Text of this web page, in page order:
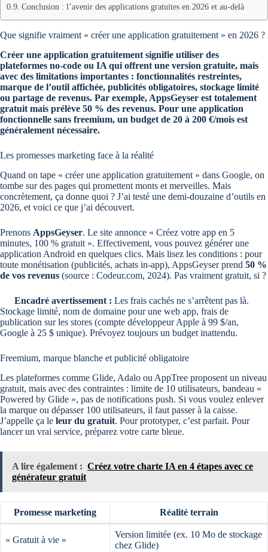
Conclusion : l’avenir des applications gratuites en 2026 et au-delà
Que signifie vraiment « créer une application gratuitement » en 2026 ?
Créer une application gratuitement signifie utiliser des
plateformes no-code ou IA qui offrent une version gratuite, mais
avec des limitations importantes : fonctionnalités restreintes,
marque de l’outil affichée, publicités obligatoires, stockage limité
ou partage de revenus. Par exemple, AppsGeyser est totalement
gratuit mais prélève 50 % des revenus. Pour une application
fonctionnelle sans freemium, un budget de 20 à 200 €/mois est
généralement nécessaire.
Les promesses marketing face à la réalité
Quand on tape « créer une application gratuitement » dans Google, on
tombe sur des pages qui promettent monts et merveilles. Mais
concrètement, ça donne quoi ? J’ai testé une demi-douzaine d’outils en
2026, et voici ce que j’ai découvert.
Prenons AppsGeyser. Le site annonce « Créez votre app en 5
minutes, 100 % gratuit ». Effectivement, vous pouvez générer une
application Android en quelques clics. Mais lisez les conditions : pour
toute monétisation (publicités, achats in-app), AppsGeyser prend 50 %
de vos revenus (source : Codeur.com, 2024). Pas vraiment gratuit, si ?
Encadré avertissement : Les frais cachés ne s’arrêtent pas là.
Stockage limité, nom de domaine pour une web app, frais de
publication sur les stores (compte développeur Apple à 99 $/an,
Google à 25 $ unique). Prévoyez toujours un budget inattendu.
Freemium, marque blanche et publicité obligatoire
Les plateformes comme Glide, Adalo ou AppTree proposent un niveau
gratuit, mais avec des contraintes : limite de 10 utilisateurs, bandeau «
Powered by Glide », pas de notifications push. Si vous voulez enlever
la marque ou dépasser 100 utilisateurs, il faut passer à la caisse.
J’appelle ça le leur du gratuit. Pour prototyper, c’est parfait. Pour
lancer un vrai service, préparez votre carte bleue.
A lire également : Créez votre charte IA en 4 étapes avec ce
générateur gratuit
Promesse marketing Réalité terrain
« Gratuit à vie »
Version limitée (ex. 10 Mo de stockage
chez Glide)